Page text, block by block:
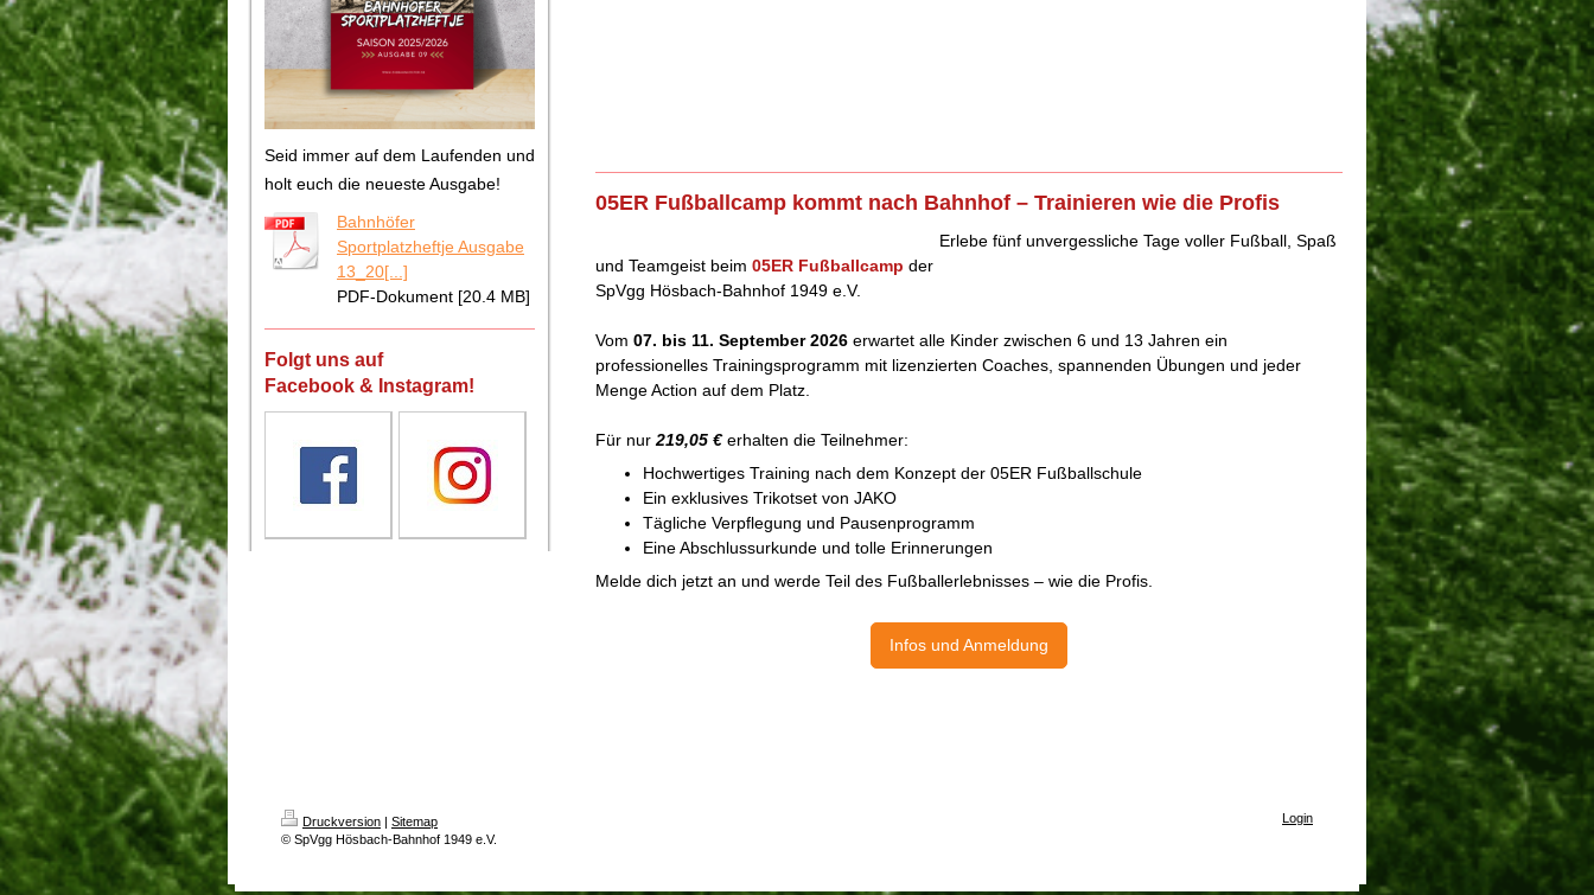
Seid immer auf dem Laufenden und
holt euch die neueste Ausgabe!
Bahnhöfer
Sportplatzheftje Ausgabe
13_20[...]
PDF-Dokument [20.4 MB]
Folgt uns auf
Facebook & Instagram!
05ER Fußballcamp kommt nach Bahnhof – Trainieren wie die Profis
Erlebe fünf unvergessliche Tage voller Fußball, Spaß
und Teamgeist beim 05ER Fußballcamp der
SpVgg Hösbach-Bahnhof 1949 e.V.
Vom 07. bis 11. September 2026 erwartet alle Kinder zwischen 6 und 13 Jahren ein
professionelles Trainingsprogramm mit lizenzierten Coaches, spannenden Übungen und jeder
Menge Action auf dem Platz.
Für nur 219,05 €erhalten die Teilnehmer:
Hochwertiges Training nach dem Konzept der 05ER Fußballschule
Ein exklusives Trikotset von JAKO
Tägliche Verpflegung und Pausenprogramm
Eine Abschlussurkunde und tolle Erinnerungen
Melde dich jetzt an und werde Teil des Fußballerlebnisses – wie die Profis.
Infos und Anmeldung
Druckversion | Sitemap
© SpVgg Hösbach-Bahnhof 1949 e.V.
Login